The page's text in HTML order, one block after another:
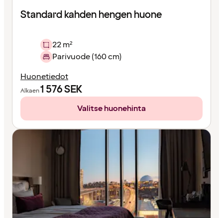
Standard kahden hengen huone
22 m²
Parivuode (160 cm)
Huonetiedot
Alkaen1 576SEK
Valitse huonehinta